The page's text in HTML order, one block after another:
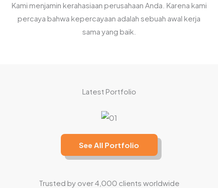
Kami menjamin kerahasiaan perusahaan Anda. Karena kami
percaya bahwa kepercayaan adalah sebuah awal kerja
sama yang baik.
Latest Portfolio
See All Portfolio
Trusted by over 4,000 clients worldwide